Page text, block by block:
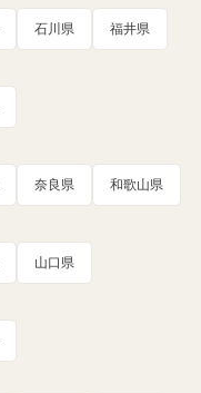
石川県 福井県
奈良県 和歌山県
山口県